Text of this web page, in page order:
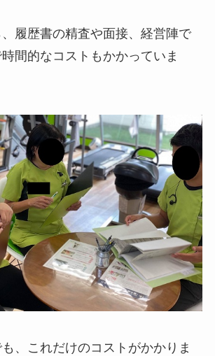
履歴書の精査や面接、経営陣で
間的なコストもかかっていま
、これだけのコストがかかりま